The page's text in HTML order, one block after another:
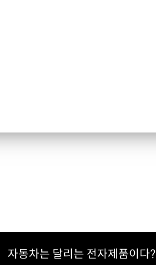
자동차는 달리는 전자제품이다?